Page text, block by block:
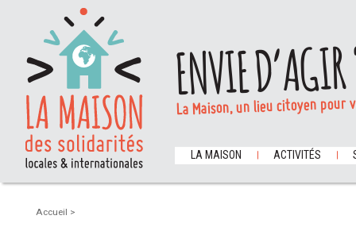
ENVIE
La Maison, un lieu citoyen
LA MAISON ACTIVITÉS
Accueil >